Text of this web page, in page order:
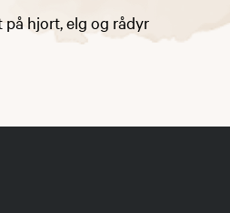
på hjort, elg og rådyr